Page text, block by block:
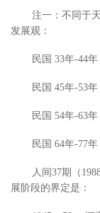
注一：不同于
发展观：
民国 33年-44
民国 45年-53
民国 54年-63
民国 64年-77
人间37期（
展阶段的界定是：